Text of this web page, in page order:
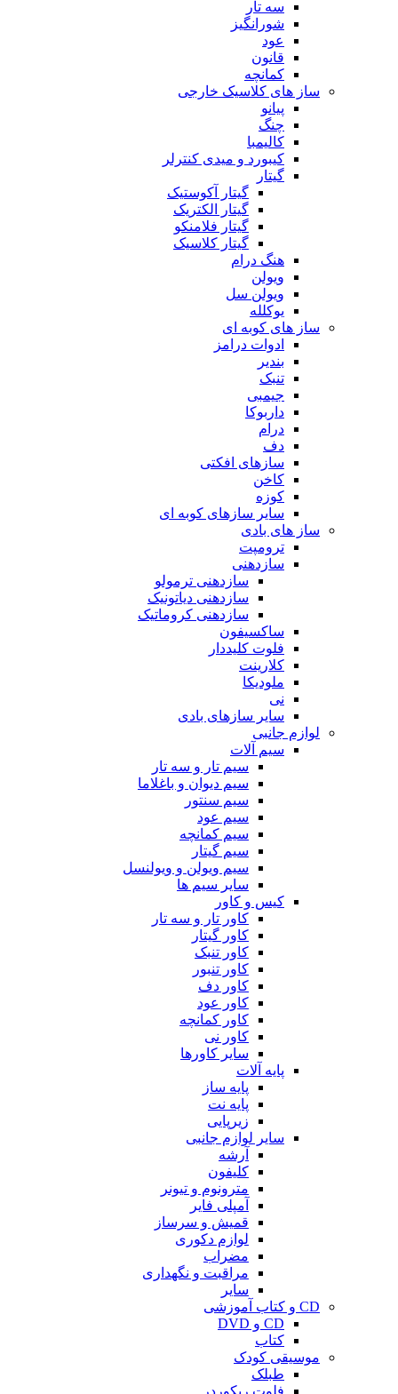
سه تار
شورانگیز
عود
قانون
کمانچه
ساز های کلاسیک خارجی
پیانو
چنگ
کالیمبا
کیبورد و میدی کنترلر
گیتار
گیتار آکوستیک
گیتار الکتریک
گیتار فلامنکو
گیتار کلاسیک
هنگ درام
ویولن
ویولن سل
یوکلله
ساز های کوبه ای
ادوات درامز
بندیر
تنبک
جیمبی
داربوکا
درام
دف
سازهای افکتی
کاخن
کوزه
سایر سازهای کوبه ای
ساز های بادی
ترومپت
سازدهنی
سازدهنی ترمولو
سازدهنی دیاتونیک
سازدهنی کروماتیک
ساکسیفون
فلوت کلیددار
کلارینت
ملودیکا
نی
سایر سازهای بادی
لوازم جانبی
سیم آلات
سیم تار و سه تار
سیم دیوان و باغلاما
سیم سنتور
سیم عود
سیم کمانچه
سیم گیتار
سیم ویولن و ویولنسل
سایر سیم ها
کیس و کاور
کاور تار و سه تار
کاور گیتار
کاور تنبک
کاور تنبور
کاور دف
کاور عود
کاور کمانچه
کاور نی
سایر کاورها
پایه آلات
پایه ساز
پایه نت
زیرپایی
سایر لوازم جانبی
آرشه
کلیفون
مترونوم و تیونر
آمپلی فایر
قمیش و سرساز
لوازم دکوری
مضراب
مراقبت و نگهداری
سایر
CD و کتاب آموزشی
CD و DVD
کتاب
موسیقی کودک
طبلک
فلوت ریکوردر